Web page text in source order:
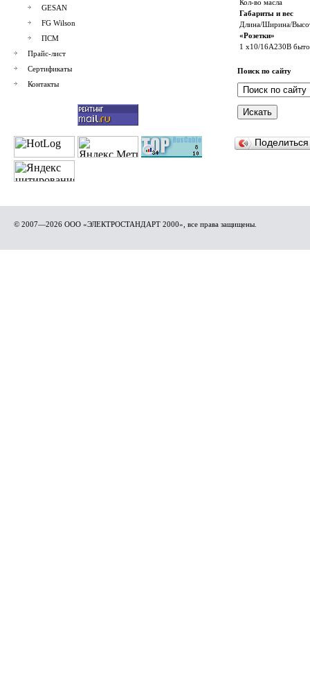
GESAN
FG Wilson
ПСМ
Прайс-лист
Сертификаты
Контакты
Кол-во масла
Габариты и вес
Длина/Ширина/
«Розетки»
1 x10/16A230В
Поиск по сайту
© 2007—2026 ООО «ЭЛЕКТРОСТАНДАРТ 2000», все права защищены.